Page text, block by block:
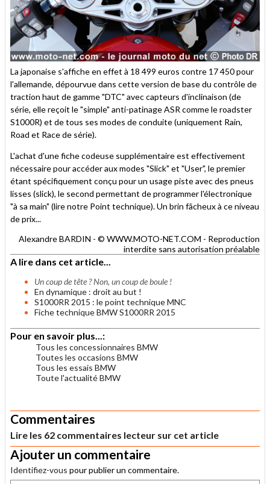
La japonaise s'affiche en effet à 18 499 euros contre 17 450 pour
l'allemande, dépourvue dans cette version de base du contrôle de
traction haut de gamme "DTC" avec capteurs d'inclinaison (de
série, elle reçoit le "simple" anti-patinage ASR comme le roadster
S1000R) et de tous ses modes de conduite (uniquement Rain,
Road et Race de série).
L'achat d'une fiche codeuse supplémentaire est effectivement
nécessaire pour accéder aux modes "Slick" et "User", le premier
étant spécifiquement conçu pour un usage piste avec des pneus
lisses (slick), le second permettant de programmer l'électronique
"à sa main" (lire notre Point technique). Un brin fâcheux à ce niveau
de prix...
Alexandre BARDIN - © WWW.MOTO-NET.COM - Reproduction
interdite sans autorisation préalable
A lire dans cet article...
Un coup de tête ? Non, un coup de boule !
En dynamique : droit au but !
S1000RR 2015 : le point technique MNC
Fiche technique BMW S1000RR 2015
Pour en savoir plus...:
Tous les concessionnaires BMW
Toutes les occasions BMW
Tous les essais BMW
Toute l'actualité BMW
Commentaires
Lire les 62 commentaires lecteur sur cet article
Ajouter un commentaire
Identifiez-vous pour publier un commentaire.